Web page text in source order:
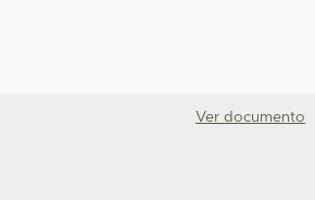
Ver documento